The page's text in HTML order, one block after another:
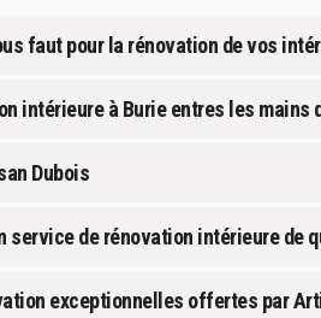
faut pour la rénovation de vos
intérieure à Burie entres les
Dubois
service de rénovation intérieure de
exceptionnelles offertes par